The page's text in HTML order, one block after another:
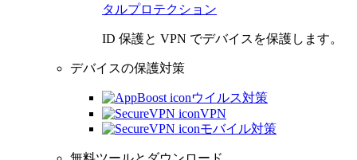
タルプロテクション
ID 保護と VPN でデバイスを保護します。
デバイスの保護対策
ウイルス対策
VPN
モバイル対策